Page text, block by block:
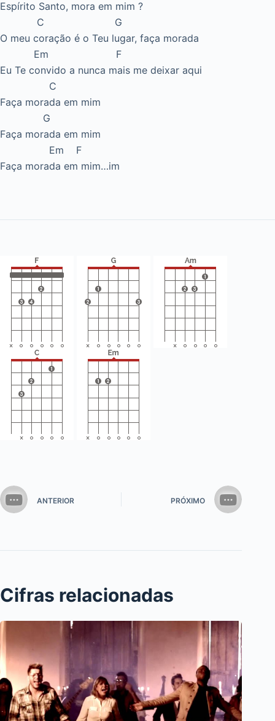
Espírito Santo, mora em mim ?
C G
O meu coração é o Teu lugar, faça morada
Em F
Eu Te convido a nunca mais me deixar aqui
C
Faça morada em mim
G
Faça morada em mim
Em F
Faça morada em mim…im
ANTERIOR PRÓXIMO
Cifras relacionadas